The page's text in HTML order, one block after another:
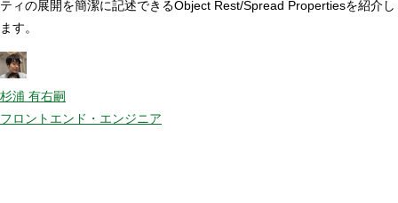
ティの展開を簡潔に記述できるObject Rest/Spread Propertiesを紹介し
ます。
杉浦 有右嗣
フロントエンド・エンジニア